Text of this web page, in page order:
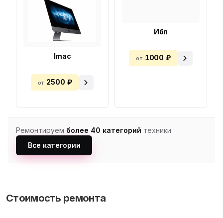
Imac
от 2500 ₽
Ибп
от 1000 ₽
Ремонтируем более 40 категорий техники
Все категории
Стоимость ремонта